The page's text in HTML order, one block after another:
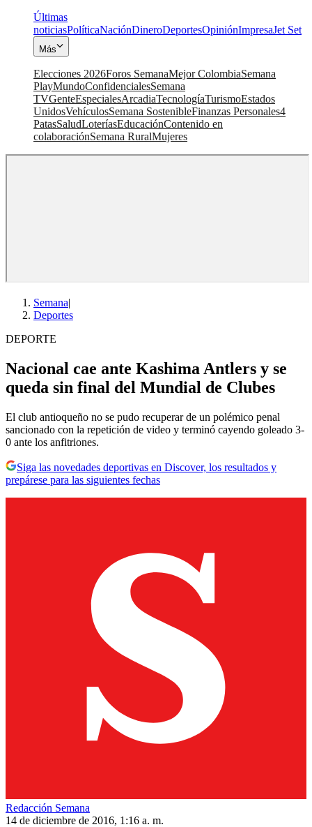
Últimas
noticiasPolíticaNaciónDineroDeportesOpiniónImpresaJet Set
Más
Elecciones 2026Foros SemanaMejor ColombiaSemana
PlayMundoConfidencialesSemana
TVGenteEspecialesArcadiaTecnologíaTurismoEstados
UnidosVehículosSemana SostenibleFinanzas Personales4
PatasSaludLoteríasEducaciónContenido en
colaboraciónSemana RuralMujeres
Semana|
Deportes
DEPORTE
Nacional cae ante Kashima Antlers y se
queda sin final del Mundial de Clubes
El club antioqueño no se pudo recuperar de un polémico penal
sancionado con la repetición de video y terminó cayendo goleado 3-
0 ante los anfitriones.
Siga las novedades deportivas en Discover, los resultados y
prepárese para las siguientes fechas
Redacción Semana
14 de diciembre de 2016, 1:16 a. m.